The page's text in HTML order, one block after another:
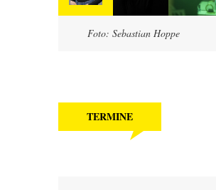
Foto: Sebastian Hoppe
TERMINE